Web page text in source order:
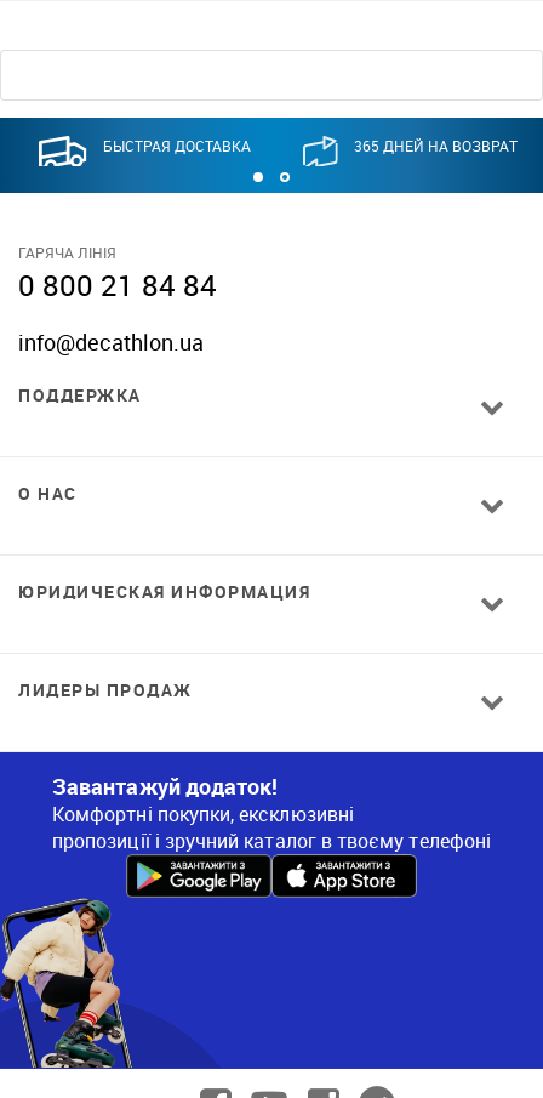
БЫСТРАЯ ДОСТАВКА 365 ДНЕЙ НА ВОЗВРАТ
ГАРЯЧА ЛІНІЯ
0 800 21 84 84
info@decathlon.ua
ПОДДЕРЖКА
О НАС
ЮРИДИЧЕСКАЯ ИНФОРМАЦИЯ
ЛИДЕРЫ ПРОДАЖ
Завантажуй додаток!
Комфортні покупки, ексклюзивні
пропозиції і зручний каталог в твоєму телефоні